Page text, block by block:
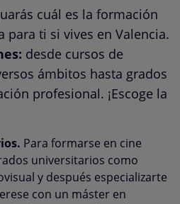
cuál es la formación
para ti si vives en Valencia.
desde cursos de
ámbitos hasta grados
profesional. ¡Escoge la
Para formarse en cine
universitarios como
y después especializarte
con un máster en